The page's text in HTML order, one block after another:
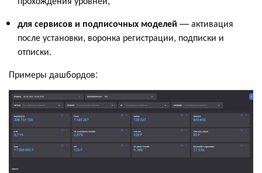
для сервисов и подписочных моделей — активация
после установки, воронка регистрации, подписки и
отписки.
Примеры дашбордов: